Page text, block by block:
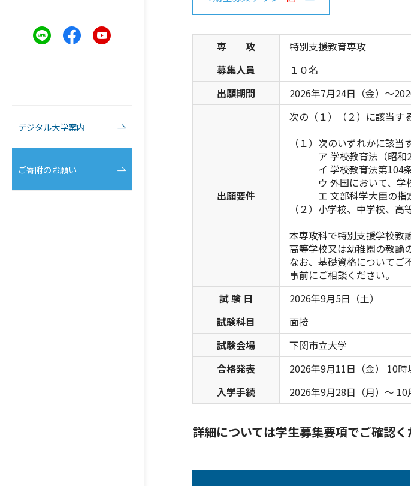
デジタル大学案内
ご寄附のお願い
専 攻
特別支援教育専攻
募集人員
１０名
出願期間
2026年7月24日（金）～
出願要件
次の（１）（２）に該当す
（１）次のいずれかに該当
ア 学校教育法（昭和22
イ 学校教育法第104条
ウ 外国において、学校
エ 文部科学大臣の指定
（２）小学校、中学校、
本専攻科で特別支援学校教
高等学校又は幼稚園の教諭
なお、基礎資格についてご
事前にご相談ください。
試 験 日
2026年9月5日（土）
試験科目
面接
試験会場
下関市立大学
合格発表
2026年9月11日（金） 10時
入学手続
2026年9月28日（月）～ 10
詳細については学生募集要項でご確認く